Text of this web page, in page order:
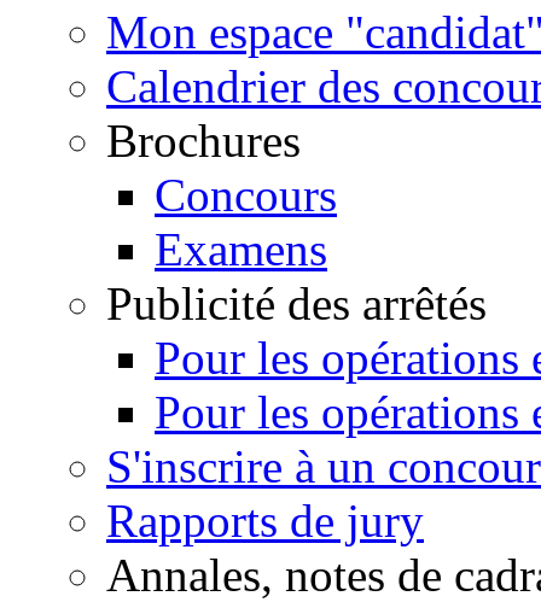
Mon espace
Calendrier des
Brochures
Concours
Examens
Publicité des arrêtés
Pour les opérations
Pour les opérations
S'inscrire à un
Rapports de jury
Annales, notes de